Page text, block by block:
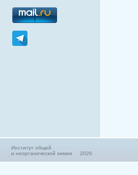
Институт общей
и неорганической химии 2026